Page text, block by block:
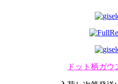
ドット柄ガウ